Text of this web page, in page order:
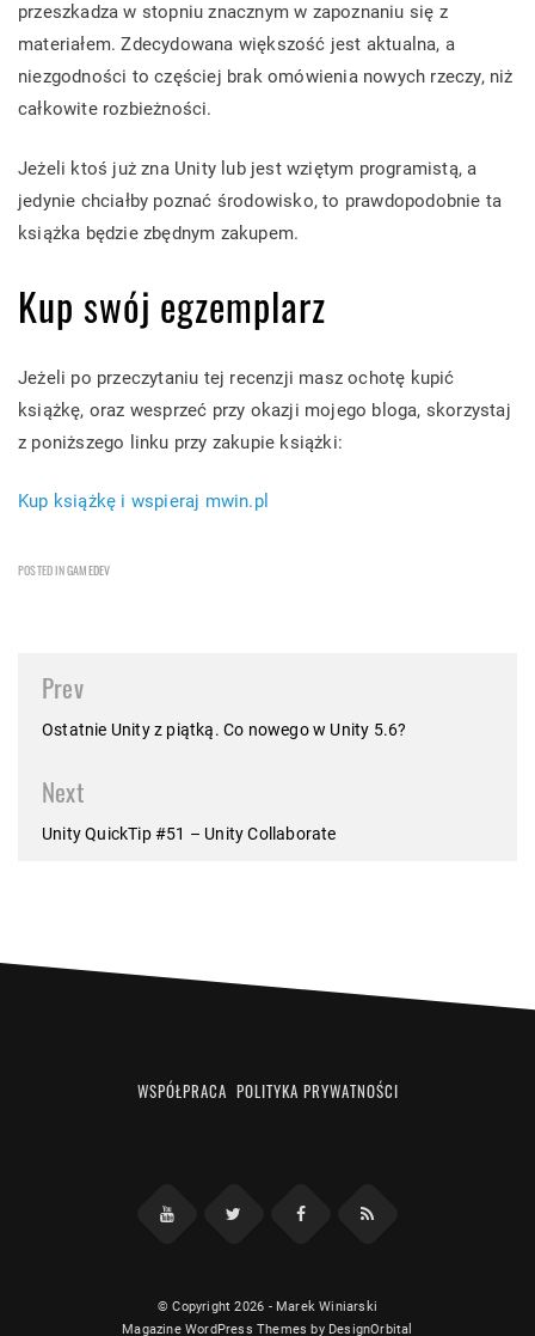
przeszkadza w stopniu znacznym w zapoznaniu się z
materiałem. Zdecydowana większość jest aktualna, a
niezgodności to częściej brak omówienia nowych rzeczy, niż
całkowite rozbieżności.
Jeżeli ktoś już zna Unity lub jest wziętym programistą, a
jedynie chciałby poznać środowisko, to prawdopodobnie ta
książka będzie zbędnym zakupem.
Kup swój egzemplarz
Jeżeli po przeczytaniu tej recenzji masz ochotę kupić
książkę, oraz wesprzeć przy okazji mojego bloga, skorzystaj
z poniższego linku przy zakupie książki:
Kup książkę i wspieraj mwin.pl
POSTED INGAMEDEV
Post
navigation
Prev
Ostatnie Unity z piątką. Co nowego w Unity 5.6?
Next
Unity QuickTip #51 – Unity Collaborate
WSPÓŁPRACA POLITYKA PRYWATNOŚCI
YouTube Twitter FacebookRSS
© Copyright 2026 - Marek Winiarski
Magazine WordPress Themes by DesignOrbital